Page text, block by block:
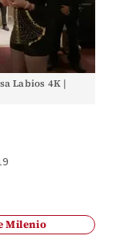
Labios 4K |
Milenio